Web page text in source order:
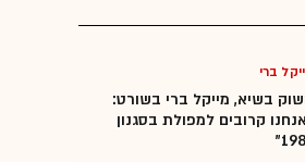
ברי
בשיא, מייקל ברי בשורט:
קרובים למפולת בסגנון